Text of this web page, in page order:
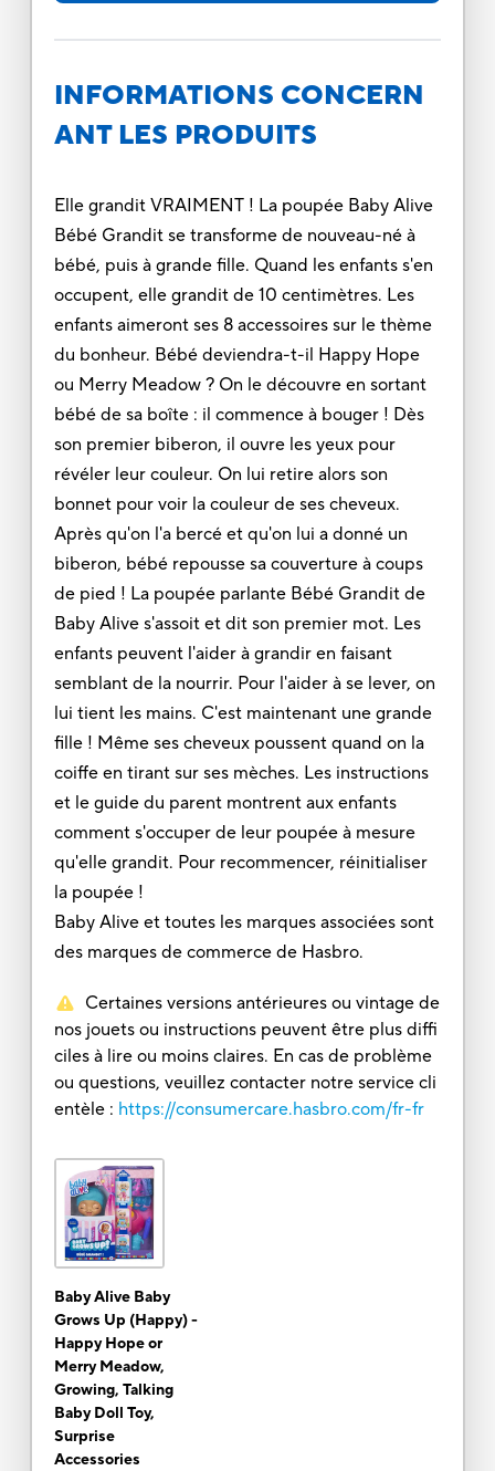
INFORMATIONS CONCERN
ANT LES PRODUITS
Elle grandit VRAIMENT ! La poupée Baby Alive
Bébé Grandit se transforme de nouveau-né à
bébé, puis à grande fille. Quand les enfants s'en
occupent, elle grandit de 10 centimètres. Les
enfants aimeront ses 8 accessoires sur le thème
du bonheur. Bébé deviendra-t-il Happy Hope
ou Merry Meadow ? On le découvre en sortant
bébé de sa boîte : il commence à bouger ! Dès
son premier biberon, il ouvre les yeux pour
révéler leur couleur. On lui retire alors son
bonnet pour voir la couleur de ses cheveux.
Après qu'on l'a bercé et qu'on lui a donné un
biberon, bébé repousse sa couverture à coups
de pied ! La poupée parlante Bébé Grandit de
Baby Alive s'assoit et dit son premier mot. Les
enfants peuvent l'aider à grandir en faisant
semblant de la nourrir. Pour l'aider à se lever, on
lui tient les mains. C'est maintenant une grande
fille ! Même ses cheveux poussent quand on la
coiffe en tirant sur ses mèches. Les instructions
et le guide du parent montrent aux enfants
comment s'occuper de leur poupée à mesure
qu'elle grandit. Pour recommencer, réinitialiser
la poupée !
Baby Alive et toutes les marques associées sont
des marques de commerce de Hasbro.
Certaines versions antérieures ou vintage de
nos jouets ou instructions peuvent être plus diffi
ciles à lire ou moins claires. En cas de problème
ou questions, veuillez contacter notre service cli
entèle : https://consumercare.hasbro.com/fr-fr
Baby Alive Baby
Grows Up (Happy) -
Happy Hope or
Merry Meadow,
Growing, Talking
Baby Doll Toy,
Surprise
Accessories